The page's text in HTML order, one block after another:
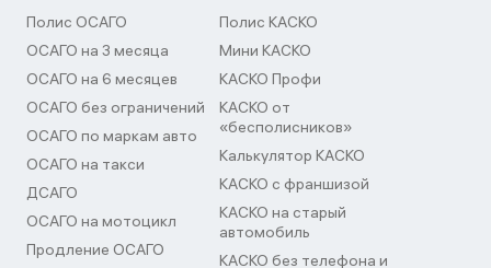
Полис ОСАГО
ОСАГО на 3 месяца
ОСАГО на 6 месяцев
ОСАГО без ограничений
ОСАГО по маркам авто
ОСАГО на такси
ДСАГО
ОСАГО на мотоцикл
Продление ОСАГО
Полис КАСКО
Мини КАСКО
КАСКО Профи
КАСКО от
«бесполисников»
Калькулятор КАСКО
КАСКО с франшизой
КАСКО на старый
автомобиль
КАСКО без телефона и